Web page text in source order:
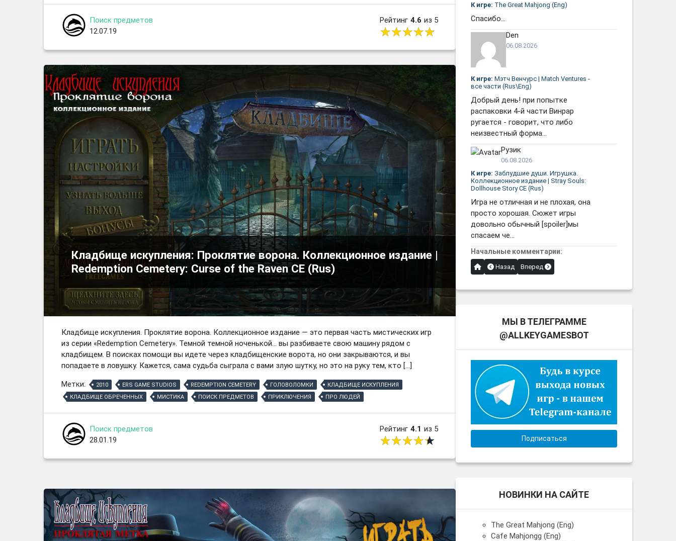
Поиск предметов
12.07.19
Рейтинг 4.6 из 5
Кладбище искупления: Проклятие ворона. Коллекционное издание |
Redemption Cemetery: Curse of the Raven CE (Rus)
Кладбище искупления. Проклятие ворона. Коллекционное издание — это первая часть мистических игр
из серии «Redemption Cemetery». Темной темной ноченькой… вы разбиваете свою машину рядом с
кладбищем. В поисках помощи вы идете через кладбищенские ворота, но они закрываются, и вы
попадаете в ловушку. Кажется, сама судьба сыграла с вами злую шутку, но это на руку тем, кто […]
Метки: 2010 ERS GAME STUDIOS REDEMPTION CEMETERY ГОЛОВОЛОМКИ
КЛАДБИЩЕ ИСКУПЛЕНИЯ
КЛАДБИЩЕ ОБРЕЧЕННЫХ
МИСТИКА ПОИСК ПРЕДМЕТОВ ПРИКЛЮЧЕНИЯ ПРО ЛЮДЕЙ
Поиск предметов
28.01.19
Рейтинг 4.1 из 5
К игре: The Great Mahjong (Eng)
Спасибо...
Den
06.08.2026
К игре: Мэтч Венчурс | Match Ventures -
все части (Rus\Eng)
Добрый день! при попытке
распаковки 4-й части Винрар
ругается - говорит, что либо
неизвестный форма...
Рузик
06.08.2026
К игре: Заблудшие души. Игрушка.
Коллекционное издание | Stray Souls:
Dollhouse Story CE (Rus)
Игра не отличная и не плохая, она
просто хорошая. Сюжет игры
довольно обычный [spoiler]мы
спасаем че...
Начальные комментарии:
Назад Вперед
МЫ В ТЕЛЕГРАММЕ
@ALLKEYGAMESBOT
Подписаться
НОВИНКИ НА САЙТЕ
The Great Mahjong (Eng)
Cafe Mahjongg (Eng)